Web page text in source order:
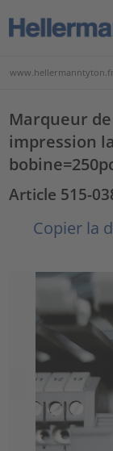
www.hellermanntyton.fr
Marqueur
impression
Article 515-
Copier la